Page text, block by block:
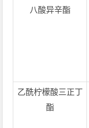
八酸异辛酯
乙酰柠檬酸三正丁
酯